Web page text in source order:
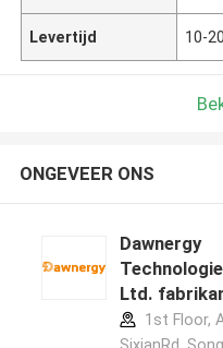
Levertijd 10-
ONGEVEER ONS
Dawnergy
Ltd.
1st Floor,